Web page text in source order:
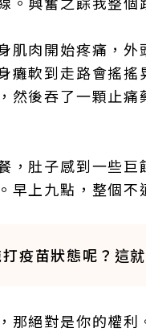
肌肉開始疼痛，
癱軟到走路會搖
然後吞了一顆止
，肚子感到一些
早上九點，整個
疫苗狀態呢？這
那絕對是你的權